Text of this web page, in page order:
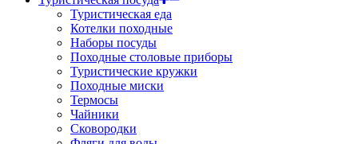
Туристическая еда
Котелки походные
Наборы посуды
Походные столовые приборы
Туристические кружки
Походные миски
Термосы
Чайники
Сковородки